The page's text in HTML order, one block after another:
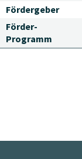
Fördergeber
Förder-
Programm